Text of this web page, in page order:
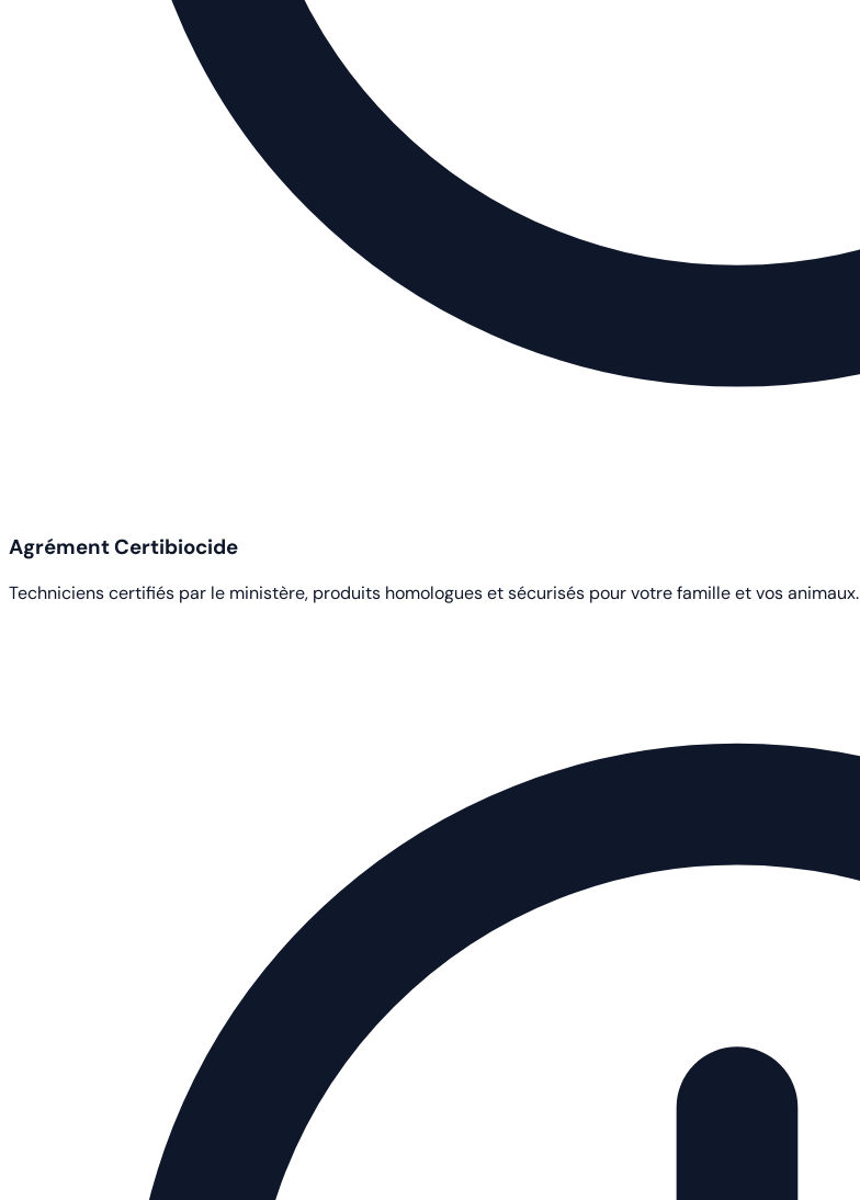
Agrément Certibiocide
Techniciens certifiés par le ministère, produits homologues et sécurisés pour votre famille et vos animaux.